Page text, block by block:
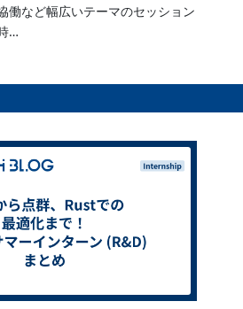
働など幅広いテーマのセッション
…